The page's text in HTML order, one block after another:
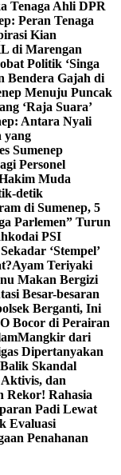
Tenaga Ahli DPR
Peran Tenaga
Kian
di Marengan
Politik ‘Singa
Bendera Gajah di
Menuju Puncak
‘Raja Suara’
Antara Nyali
yang
Sumenep
Personel
Muda
detik
di Sumenep, 5
Parlemen” Turun
PSI
‘Stempel’
Ayam Teriyaki
Makan Bergizi
Besar-besaran
Berganti, Ini
Bocor di Perairan
Mangkir dari
Dipertanyakan
Skandal
dan
Rekor! Rahasia
Padi Lewat
Evaluasi
Penahanan